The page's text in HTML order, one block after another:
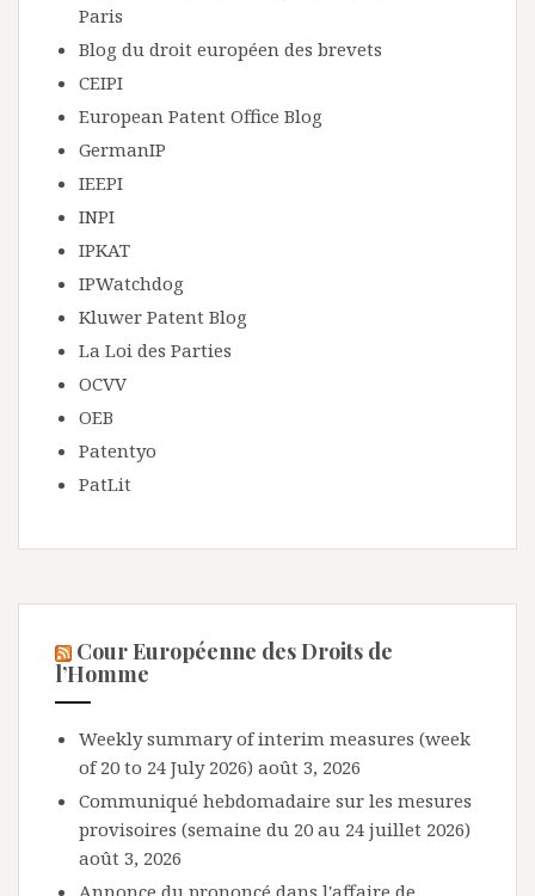
Paris
Blog du droit européen des brevets
CEIPI
European Patent Office Blog
GermanIP
IEEPI
INPI
IPKAT
IPWatchdog
Kluwer Patent Blog
La Loi des Parties
OCVV
OEB
Patentyo
PatLit
Cour Européenne des Droits de
l’Homme
Weekly summary of interim measures (week
of 20 to 24 July 2026) août 3, 2026
Communiqué hebdomadaire sur les mesures
provisoires (semaine du 20 au 24 juillet 2026)
août 3, 2026
Annonce du prononcé dans l'affaire de